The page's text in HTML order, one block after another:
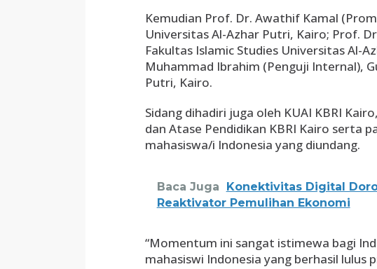
Kemudian Prof. Dr. Awathif Kamal
Universitas Al-Azhar Putri, Kairo; Prof.
Fakultas Islamic Studies Universitas Al-
Muhammad Ibrahim (Penguji Internal),
Putri, Kairo.
Sidang dihadiri juga oleh KUAI KBRI
dan Atase Pendidikan KBRI Kairo serta
mahasiswa/i Indonesia yang diundang.
Baca Juga
Konektivitas Digital
Reaktivator Pemulihan Ekonomi
“Momentum ini sangat istimewa bagi
mahasiswi Indonesia yang berhasil